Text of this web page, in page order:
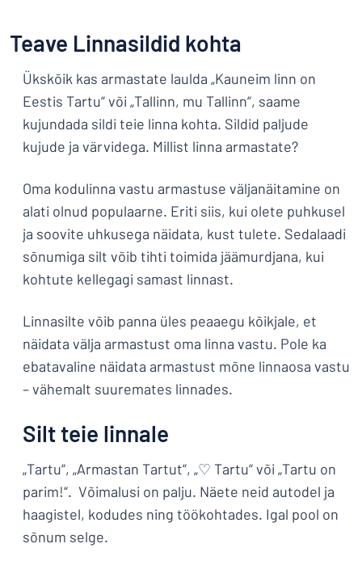
Teave Linnasildid kohta
Ükskõik kas armastate laulda „Kauneim linn on
Eestis Tartu“ või „Tallinn, mu Tallinn“, saame
kujundada sildi teie linna kohta. Sildid paljude
kujude ja värvidega. Millist linna armastate?
Oma kodulinna vastu armastuse väljanäitamine on
alati olnud populaarne. Eriti siis, kui olete puhkusel
ja soovite uhkusega näidata, kust tulete. Sedalaadi
sõnumiga silt võib tihti toimida jäämurdjana, kui
kohtute kellegagi samast linnast.
Linnasilte võib panna üles peaaegu kõikjale, et
näidata välja armastust oma linna vastu. Pole ka
ebatavaline näidata armastust mõne linnaosa vastu
– vähemalt suuremates linnades.
Silt teie linnale
„Tartu“, „Armastan Tartut“, „♡ Tartu“ või „Tartu on
parim!“. Võimalusi on palju. Näete neid autodel ja
haagistel, kodudes ning töökohtades. Igal pool on
sõnum selge.